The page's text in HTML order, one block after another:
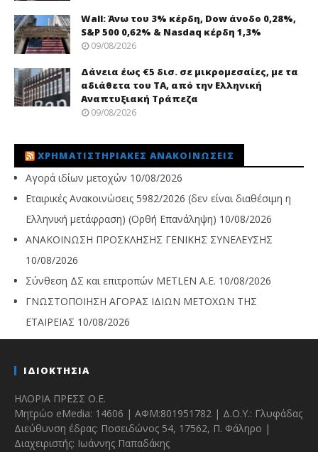
Wall: Άνω του 3% κέρδη, Dow άνοδο 0,28%,
S&P 500 0,62% & Nasdaq κέρδη 1,3%
09/08/2026
Δάνεια έως €5 δισ. σε μικρομεσαίες, με τα
αδιάθετα του ΤΑ, από την Ελληνική
Αναπτυξιακή Τράπεζα
09/08/2026
ΧΡΗΜΑΤΙΣΤΗΡΙΑΚΈΣ ΑΝΑΚΟΙΝΏΣΕΙΣ
Αγορά ιδίων μετοχών 10/08/2026
Εταιρικές Ανακοινώσεις 5982/2026 (δεν είναι διαθέσιμη η
Ελληνική μετάφραση) (Ορθή Επανάληψη) 10/08/2026
ΑΝΑΚΟΙΝΩΣΗ ΠΡΟΣΚΛΗΣΗΣ ΓΕΝΙΚΗΣ ΣΥΝΕΛΕΥΣΗΣ
10/08/2026
Σύνθεση ΔΣ και επιτροπών METLEN A.E. 10/08/2026
ΓΝΩΣΤΟΠΟΙΗΣΗ ΑΓΟΡΑΣ ΙΔΙΩΝ ΜΕΤΟΧΩΝ ΤΗΣ
ΕΤΑΙΡΕΙΑΣ 10/08/2026
ΙΔΙΟΚΤΗΣΙΑ
ΗΛΟΡΙΑ ΠΡΕΣΣ Ο.Ε.
Μητρώο eMedia: 14606 | ΑΦΜ:801951782 | Δ.Ο.Υ.: Γλυφάδας
Διεύθυνση έδρας: Ποσειδώνος 54, 17562, Π. Φάληρο |
Διαχειριστής: Ιωάννης Παπαδάκης